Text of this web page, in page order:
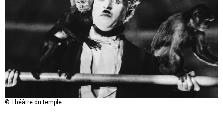
Copyright : Théâtre du temple
© Théâtre du temple